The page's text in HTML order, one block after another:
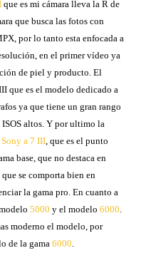
que es mi cámara lleva la R de
que busca las fotos con
por lo tanto esta enfocada a
en el primer vídeo ya
de piel y producto. El
que es el modelo dedicado a
ya que tiene un gran rango
altos. Y por ultimo la
Sony a 7 III , que es el punto
base, que no destaca en
se comporta bien en
la gama pro. En cuanto a
5000 y el modelo6000
moderno el modelo, por
de la gama6000